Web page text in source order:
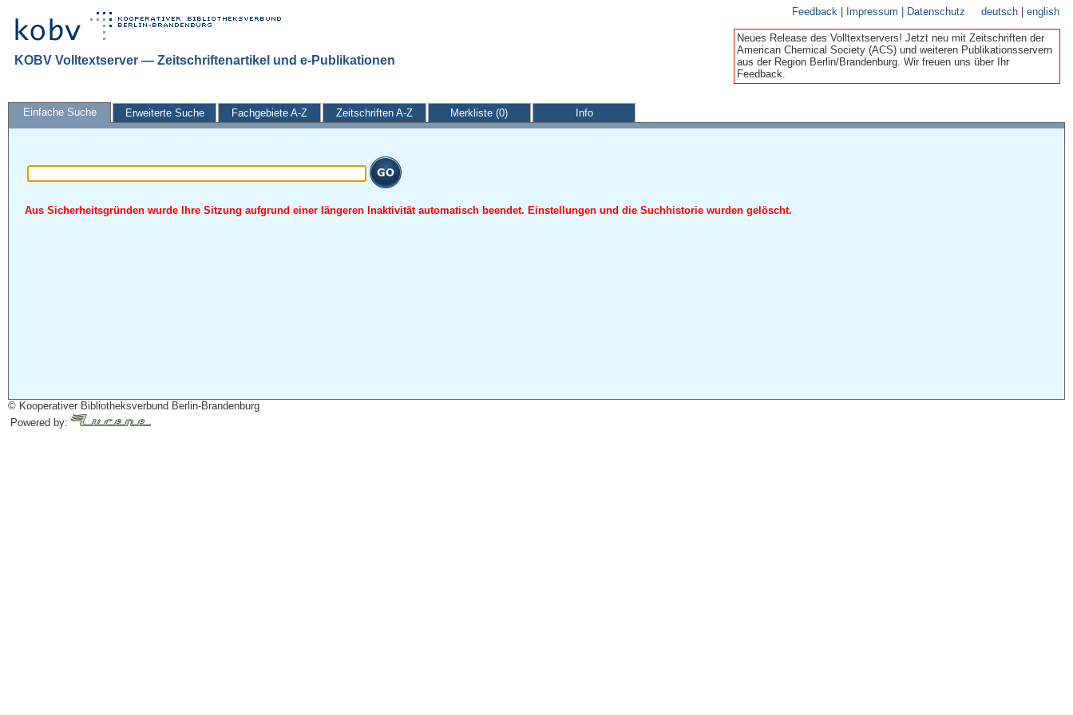
Feedback Impressum | Datenschutz deutsch |english
KOBV Volltextserver — Zeitschriftenartikel und e-Publikationen
Neues Release des Volltextservers! Jetzt neu mit Zeitschriften der
American Chemical Society (ACS) und weiteren Publikationsservern
aus der Region Berlin/Brandenburg. Wir freuen uns über Ihr
Feedback.
Einfache Suche Erweiterte Suche Fachgebiete A-Z Zeitschriften A-Z Merkliste (0) Info
Aus Sicherheitsgründen wurde Ihre Sitzung aufgrund einer längeren Inaktivität automatisch beendet. Einstellungen und die Suchhistorie wurden gelöscht.
© Kooperativer Bibliotheksverbund Berlin-Brandenburg
Powered by: